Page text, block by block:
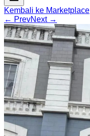
Kembali ke Marketplace
← PrevNext →